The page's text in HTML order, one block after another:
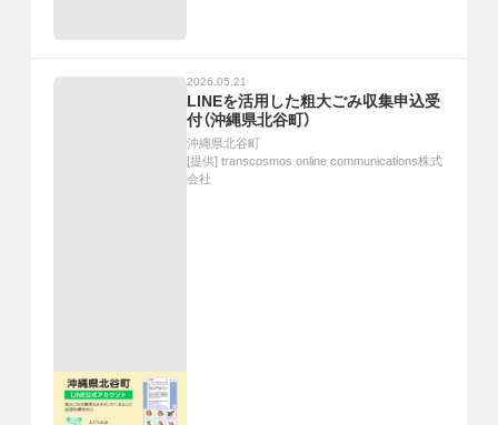
2026.05.21
LINEを活用した粗大ごみ収集申込受
付（沖縄県北谷町）
沖縄県北谷町
[提供] transcosmos online communications株式
会社